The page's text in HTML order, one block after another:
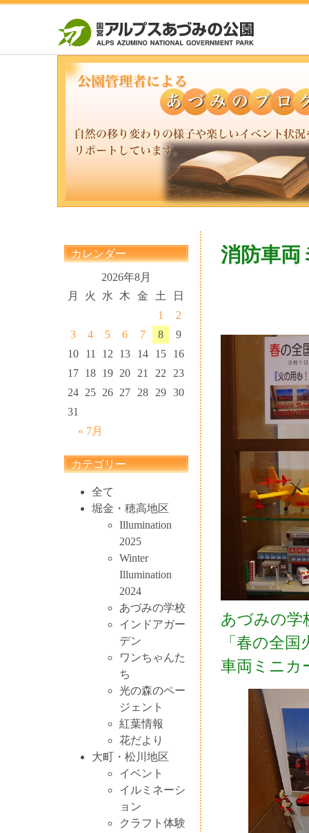
カレンダー
2026年8月
月
火 水 木 金 土 日
« 7月
1
2
3
4 5 6 7 8
9
10
11 12 13 14 15
16
17 18 19 20 21 22
23
24 25 26 27 28 29
30
31
カテゴリー
全て
堀金・穂高地区
Illumination
2025
Winter
Illumination
2024
あづみの学校
インドアガー
デン
ワンちゃんた
ち
光の森のペー
ジェント
紅葉情報
花だより
大町・松川地区
イベント
イルミネーシ
ョン
クラフト体験
消防車両
あづみの学
「春の全
車両ミニカ